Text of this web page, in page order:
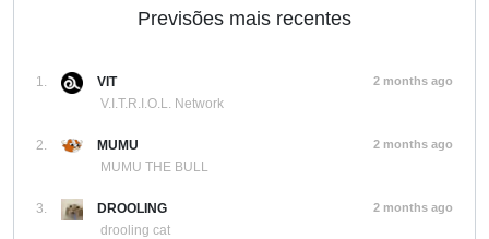
Previsões mais recentes
1.
VIT
V.I.T.R.I.O.L. Network
2 months ago
2.
MUMU
MUMU THE BULL
2 months ago
3.
DROOLING
drooling cat
2 months ago